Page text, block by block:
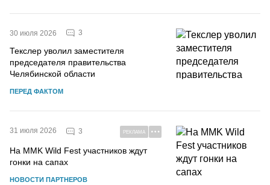
30 июля 2026 3
Текслер уволил заместителя
председателя правительства
Челябинской области
ПЕРЕД ФАКТОМ
31 июля 2026 3 РЕКЛАМА
На MMK Wild Fest участников ждут
гонки на сапах
НОВОСТИ ПАРТНЕРОВ